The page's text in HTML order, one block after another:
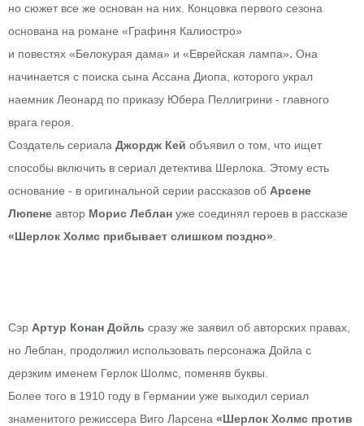
но сюжет все же основан на них. Концовка первого сезона
основана на романе «Графиня Калиостро»
и повестях «Белокурая дама» и «Еврейская лампа». Она
начинается с поиска сына Ассана Диопа, которого украл
наемник Леонард по приказу Юбера Пеллигрини - главного
врага героя.
Создатель сериала Джордж Кей объявил о том, что ищет
способы включить в сериал детектива Шерлока. Этому есть
основание - в оригинальной серии рассказов об Арсене
Люпене автор Морис Леблан уже соединял героев в рассказе
«Шерлок Холмс прибывает слишком поздно»
Сэр Артур Конан Дойль сразу же заявил об авторских правах,
но Леблан, продолжил использовать персонажа Дойла с
дерзким именем Герлок Шолмс, поменяв буквы.
Более того в 1910 году в Германии уже выходил сериал
знаменитого режиссера Виго Ларсена «Шерлок Холмс против